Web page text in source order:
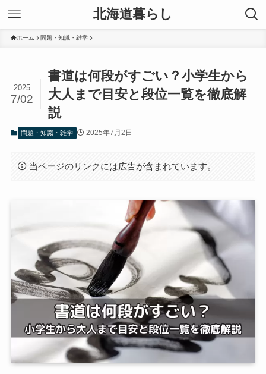
北海道暮らし
ホーム 問題・知識・雑学
書道は何段がすごい？小学生から
大人まで目安と段位一覧を徹底解
説
2025
7/02
問題・知識・雑学 2025年7月2日
当ページのリンクには広告が含まれています。